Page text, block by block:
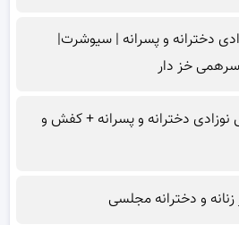
دخترانه و پسرانه | سیوشرت|
خز دار
نوزادی دخترانه و پسرانه + کفش و
و دخترانه مجلسی